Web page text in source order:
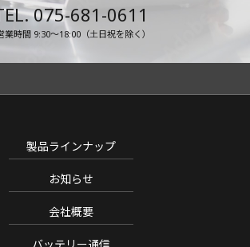
075-681-0611
業時間 9:30～18:00（土日祝を除く）
製品ラインナップ
お知らせ
会社概要